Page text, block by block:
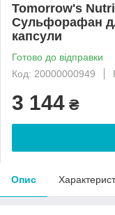
Tomorrow's
Сульфорафан
капсули
Готово до відправки
Код: 20000000949
3 144 ₴
Опис